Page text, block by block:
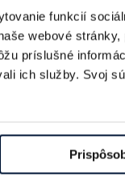
funkcií
webové
príslušné
ich služby. Svoj
členov IAB sú
sme
pomocou IAB
od ostatných